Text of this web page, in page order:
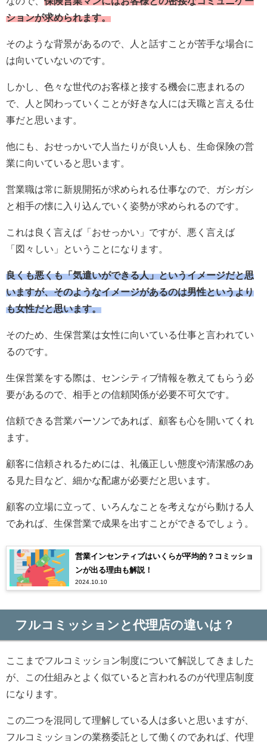
ションが求められます。
そのような背景があるので、人と話すことが苦手な場合に
は向いていないのです。
しかし、色々な世代のお客様と接する機会に恵まれるの
で、人と関わっていくことが好きな人には天職と言える仕
事だと思います。
他にも、おせっかいで人当たりが良い人も、生命保険の営
業に向いていると思います。
営業職は常に新規開拓が求められる仕事なので、ガシガシ
と相手の懐に入り込んでいく姿勢が求められるのです。
これは良く言えば「おせっかい」ですが、悪く言えば
「図々しい」ということになります。
良くも悪くも「気遣いができる人」というイメージだと思
いますが、そのようなイメージがあるのは男性というより
も女性だと思います。
そのため、生保営業は女性に向いている仕事と言われてい
るのです。
生保営業をする際は、センシティブ情報を教えてもらう必
要があるので、相手との信頼関係が必要不可欠です。
信頼できる営業パーソンであれば、顧客も心を開いてくれ
ます。
顧客に信頼されるためには、礼儀正しい態度や清潔感のあ
る見た目など、細かな配慮が必要だと思います。
顧客の立場に立って、いろんなことを考えながら動ける人
であれば、生保営業で成果を出すことができるでしょう。
営業インセンティブはいくらが平均的？コミッショ
ンが出る理由も解説！
2024.10.10
フルコミッションと代理店の違いは？
ここまでフルコミッション制度について解説してきました
が、この仕組みとよく似ていると言われるのが代理店制度
になります。
この二つを混同して理解している人は多いと思いますが、
フルコミッションの業務委託として働くのであれば、代理